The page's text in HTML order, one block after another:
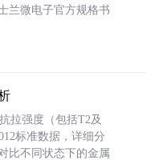
兰微电子官方规格书
拉强度（包括T2及
标准数据，详细分
比不同状态下的金属